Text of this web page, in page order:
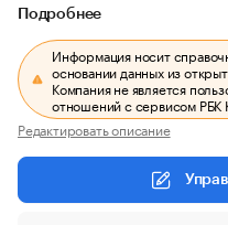
Подробнее
Информация носит
основании данных из
Компания не является
отношений с сервисом РБК
Редактировать описание